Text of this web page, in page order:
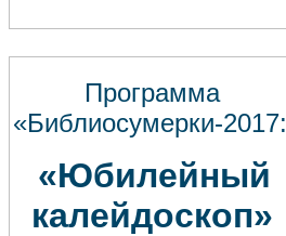
Программа
«Библиосумерки-2017:
«Юбилейный
калейдоскоп»